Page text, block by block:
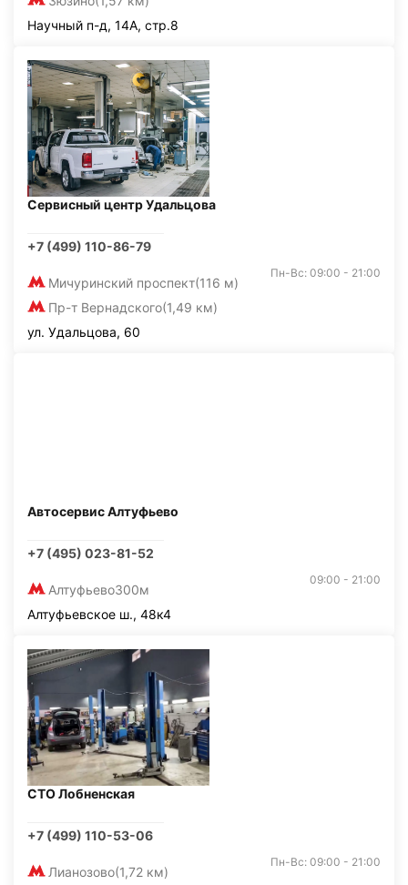
Научный п-д, 14А, стр.8
Сервисный центр Удальцова
+7 (499) 110-86-79
Мичуринский проспект(116 м)
Пр-т Вернадского(1,49 км)
Пн-Вс: 09:00 - 21:00
ул. Удальцова, 60
Автосервис Алтуфьево
+7 (495) 023-81-52
Алтуфьево300м
09:00 - 21:00
Алтуфьевское ш., 48к4
СТО Лобненская
+7 (499) 110-53-06
Лианозово(1,72 км)
Пн-Вс: 09:00 - 21:00